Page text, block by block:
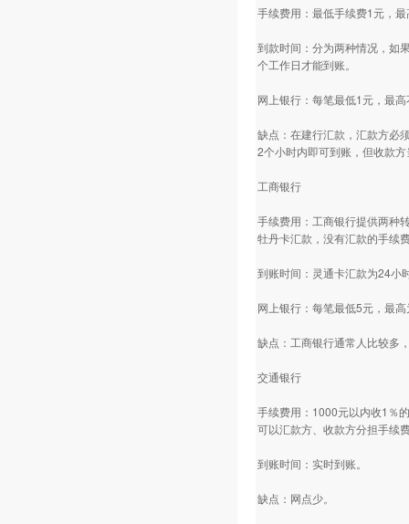
手续费用：最低手续费1元，
到款时间：分为两种情况，如
个工作日才能到账。
网上银行：每笔最低1元，最
缺点：在建行汇款，汇款方必
2个小时内即可到账，但收款
工商银行
手续费用：工商银行提供两种
牡丹卡汇款，没有汇款的手续
到账时间：灵通卡汇款为24小
网上银行：每笔最低5元，最
缺点：工商银行通常人比较多
交通银行
手续费用：1000元以内收1％
可以汇款方、收款方分担手续
到账时间：实时到账。
缺点：网点少。